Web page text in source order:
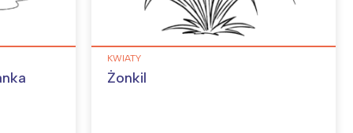
KWIATY
Żonkil